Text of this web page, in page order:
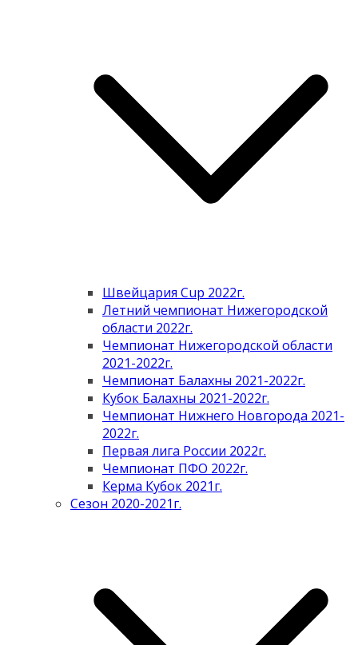
Швейцария Cup 2022г.
Летний чемпионат Нижегородской
области 2022г.
Чемпионат Нижегородской области
2021-2022г.
Чемпионат Балахны 2021-2022г.
Кубок Балахны 2021-2022г.
Чемпионат Нижнего Новгорода 2021-
2022г.
Первая лига России 2022г.
Чемпионат ПФО 2022г.
Керма Кубок 2021г.
Сезон 2020-2021г.